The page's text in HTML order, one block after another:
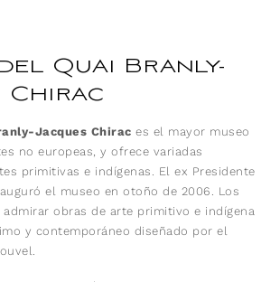
Quai Branly-
Chirac
Jacques Chirac es el mayor museo
no europeas, y ofrece variadas
primitivas e indígenas. El ex Presidente
el museo en otoño de 2006. Los
obras de arte primitivo e indígena
y contemporáneo diseñado por el